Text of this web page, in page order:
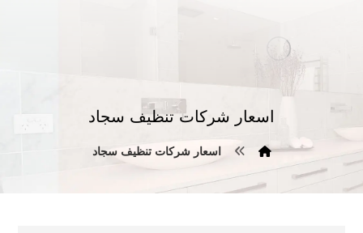
اسعار شركات تنظيف سجاد
اسعار شركات تنظيف سجاد